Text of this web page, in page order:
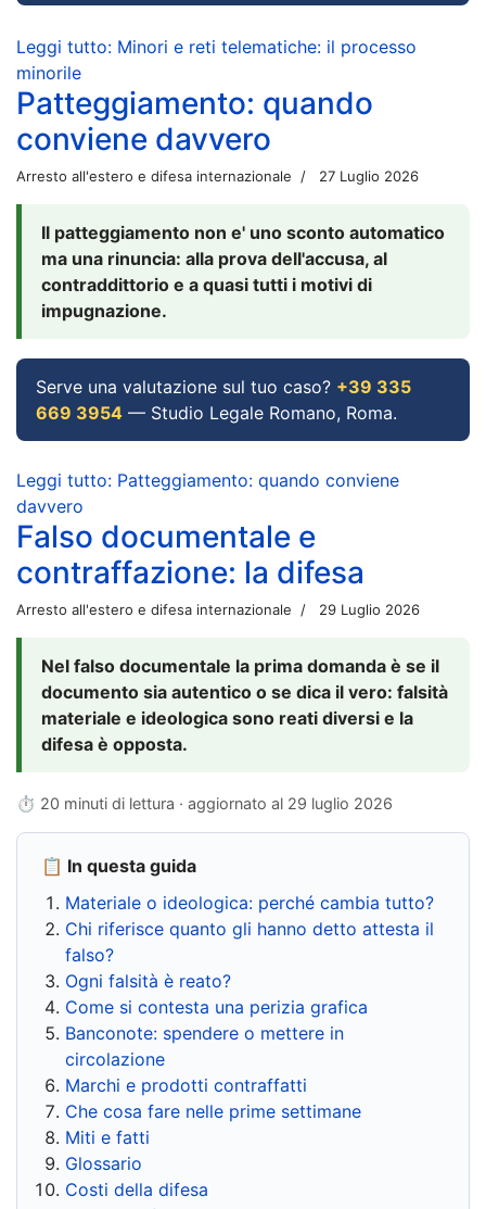
Leggi tutto: Minori e reti telematiche: il processo
minorile
Patteggiamento: quando
conviene davvero
Arresto all'estero e difesa internazionale 27 Luglio 2026
Il patteggiamento non e' uno sconto automatico
ma una rinuncia: alla prova dell'accusa, al
contraddittorio e a quasi tutti i motivi di
impugnazione.
Serve una valutazione sul tuo caso? +39 335
669 3954 — Studio Legale Romano, Roma.
Leggi tutto: Patteggiamento: quando conviene
davvero
Falso documentale e
contraffazione: la difesa
Arresto all'estero e difesa internazionale 29 Luglio 2026
Nel falso documentale la prima domanda è se il
documento sia autentico o se dica il vero: falsità
materiale e ideologica sono reati diversi e la
difesa è opposta.
⏱ 20 minuti di lettura · aggiornato al 29 luglio 2026
📋 In questa guida
Materiale o ideologica: perché cambia tutto?
Chi riferisce quanto gli hanno detto attesta il
falso?
Ogni falsità è reato?
Come si contesta una perizia grafica
Banconote: spendere o mettere in
circolazione
Marchi e prodotti contraffatti
Che cosa fare nelle prime settimane
Miti e fatti
Glossario
Costi della difesa